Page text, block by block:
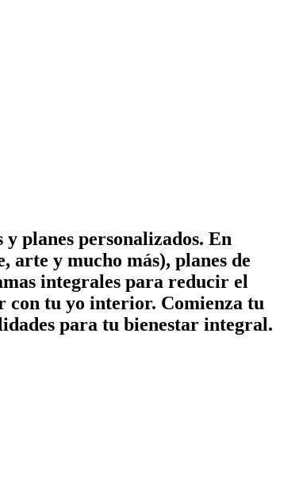
planes personalizados. En
arte y mucho más), planes de
integrales para reducir el
con tu yo interior. Comienza tu
para tu bienestar integral.